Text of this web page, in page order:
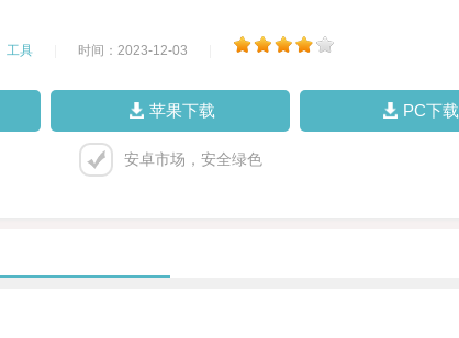
工具 时间：2023-12-03
苹果下载 PC下载
安卓市场，安全绿色